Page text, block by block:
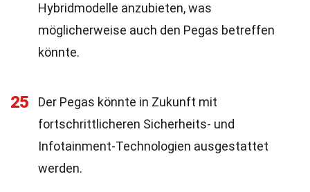
Hybridmodelle anzubieten, was
möglicherweise auch den Pegas betreffen
könnte.
25
Der Pegas könnte in Zukunft mit
fortschrittlicheren Sicherheits- und
Infotainment-Technologien ausgestattet
werden.